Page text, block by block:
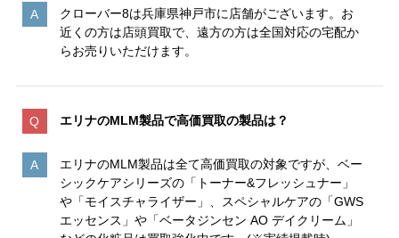
クローバー8は兵庫県神戸市に店舗がございます。お
近くの方は店頭買取で、遠方の方は全国対応の宅配か
らお売りいただけます。
エリナのMLM製品で高価買取の製品は？
エリナのMLM製品は全て高価買取の対象ですが、ベー
シックケアシリーズの「トーナー&フレッシュナー」
や「モイスチャライザー」、スペシャルケアの「GWS
エッセンス」や「ベータジンセン AO デイクリーム」